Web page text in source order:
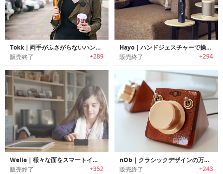
Tokk｜両手がふさがらないハンズフリースマートスピーカー「トック」
販売終了 +289
Hayo｜ハンドジェスチャーで操作可能なスマートホームコントローラー「ヘイヨー」
販売終了 +294
Welle｜様々な面をスマートインターフェイスに変えるジェスチャーコントロールデバイス「ヴェラ」
販売終了 +352
nOb｜クラシックデザインの万能コントローラー「ノブ」
販売終了 +243